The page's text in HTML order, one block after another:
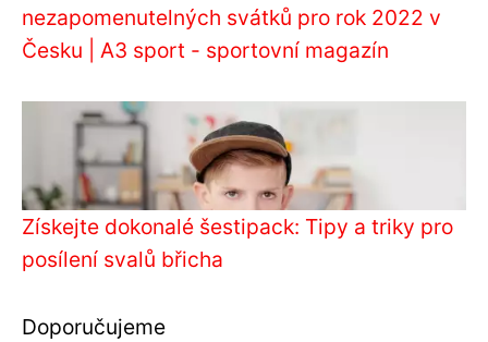
nezapomenutelných svátků pro rok 2022 v
Česku | A3 sport - sportovní magazín
Získejte dokonalé šestipack: Tipy a triky pro
posílení svalů břicha
Doporučujeme